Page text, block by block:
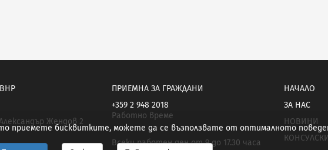
Жендов 2
ПРИЕМНА ЗА ГРАЖДАНИ
+359 2 948 2018
Работно време
Всеки работен ден от 9 до 17.30 часа
НАЧАЛО
ЗА НАС
НОВИНИ
приемете бисквитките, можете да се възползвате от оптималното